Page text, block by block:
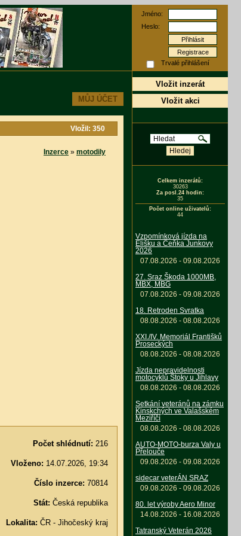
MŮJ ÚČET
Vložil: 350
Inzerce » motodily
Počet shlédnutí: 216
Vloženo: 14.07.2026, 19:34
Číslo inzerce: 70814
Stát: Česká republika
Lokalita: ČR - Jihočeský kraj
Jméno:
Heslo:
Registrace
Trvalé přihlášení
Vložit inzerát
Vložit akci
Celkem inzerátů:
30263
Za posl.24 hodin:
35
Počet online uživatelů:
44
Vzpomínková jízda na
Elišku a Čeňka Junkovy
2026
07.08.2026 - 09.08.2026
27. Sraz Škoda 1000MB,
MBX, MBG
07.08.2026 - 09.08.2026
18. Retroden Svratka
08.08.2026 - 08.08.2026
XXI./IV. Memoriál Františků
Proseckých
08.08.2026 - 08.08.2026
Jízda nepravidelnosti
motocyklů Štoky u Jihlavy
08.08.2026 - 08.08.2026
Setkání veteránů na zámku
Kinskchých ve Valašském
Meziříčí
08.08.2026 - 08.08.2026
AUTO-MOTO-burza Valy u
Přelouče
09.08.2026 - 09.08.2026
sidecar veterÁN SRAZ
09.08.2026 - 09.08.2026
80. let výroby Aero Minor
14.08.2026 - 16.08.2026
Tatranský Veterán 2026